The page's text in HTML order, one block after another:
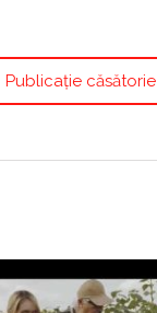
Publicație căsătorie